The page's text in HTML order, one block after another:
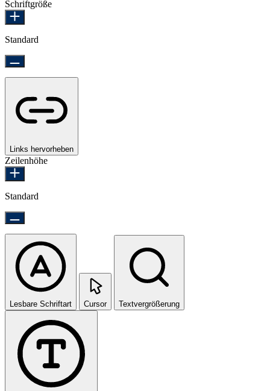
Schriftgröße
Standard
Links hervorheben
Zeilenhöhe
Standard
Lesbare Schriftart Cursor Textvergrößerung